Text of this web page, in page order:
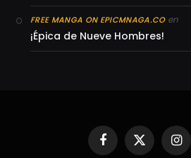
FREE MANGA ON EPICMNAGA.COen
¡Épica de Nueve Hombres!
Facebook
X